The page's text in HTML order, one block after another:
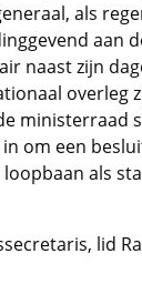
als
aan
naast zijn
overleg
ministerraad
om een
als
lid